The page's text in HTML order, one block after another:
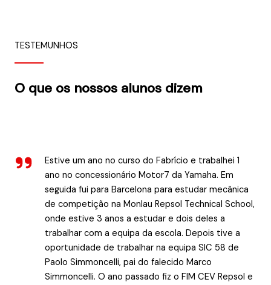
TESTEMUNHOS
O que os nossos alunos dizem
Estive um ano no curso do Fabrício e trabalhei 1
ano no concessionário Motor7 da Yamaha. Em
seguida fui para Barcelona para estudar mecânica
de competição na Monlau Repsol Technical School,
onde estive 3 anos a estudar e dois deles a
trabalhar com a equipa da escola. Depois tive a
oportunidade de trabalhar na equipa SIC 58 de
Paolo Simmoncelli, pai do falecido Marco
Simmoncelli. O ano passado fiz o FIM CEV Repsol e